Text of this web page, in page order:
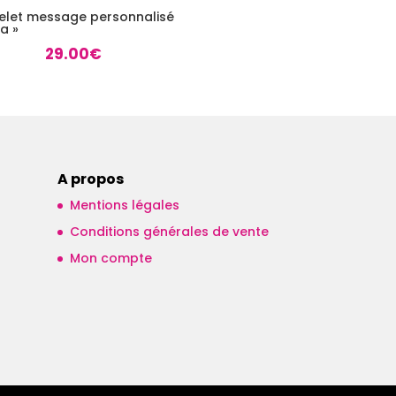
message personnalisé
»
29.00€
A propos
Mentions légales
Conditions générales de vente
Mon compte